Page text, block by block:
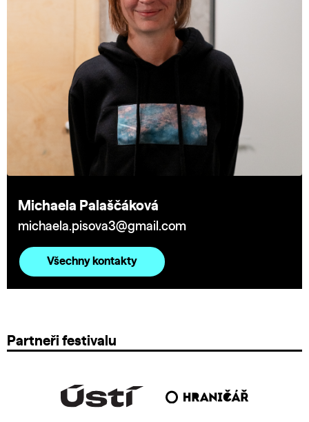
Michaela Palaščáková
michaela.pisova3@gmail.com
Všechny kontakty
Partneři festivalu